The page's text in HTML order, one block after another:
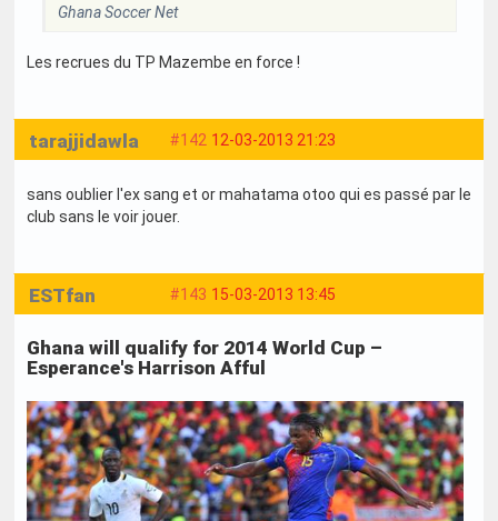
Ghana Soccer Net
Les recrues du TP Mazembe en force !
#142 12-03-2013 21:23
tarajjidawla
sans oublier l'ex sang et or mahatama otoo qui es passé par le
club sans le voir jouer.
#143 15-03-2013 13:45
ESTfan
Ghana will qualify for 2014 World Cup –
Esperance's Harrison Afful